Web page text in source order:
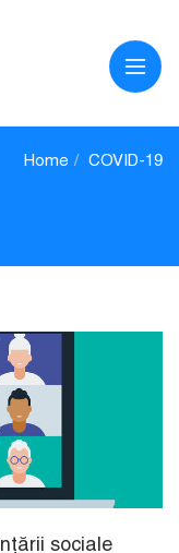
Home COVID-19
sociale